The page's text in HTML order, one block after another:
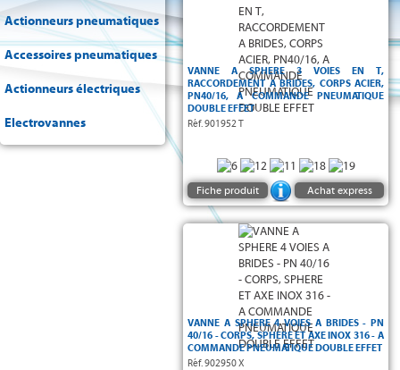
Actionneurs pneumatiques
Accessoires pneumatiques
Actionneurs électriques
Electrovannes
VANNE A SPHERE 3 VOIES EN T,
RACCORDEMENT A BRIDES, CORPS ACIER,
PN40/16, A COMMANDE PNEUMATIQUE
DOUBLE EFFET
Réf. 901952 T
Fiche produit Achat express
VANNE A SPHERE 4 VOIES A BRIDES - PN
40/16 - CORPS, SPHERE ET AXE INOX 316 - A
COMMANDE PNEUMATIQUE DOUBLE EFFET
Réf. 902950 X